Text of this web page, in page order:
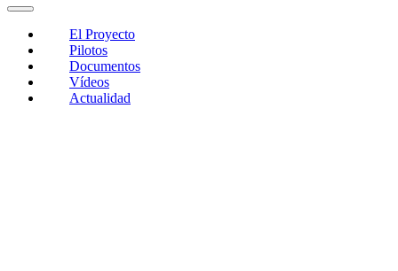
El Proyecto
Pilotos
Documentos
Vídeos
Actualidad